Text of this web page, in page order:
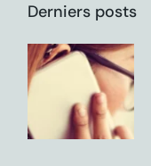
Derniers posts